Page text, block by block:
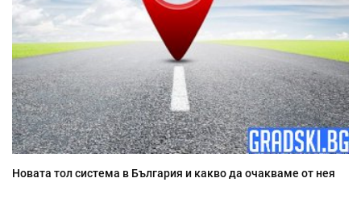
Новата тол система в България и какво да очакваме от нея